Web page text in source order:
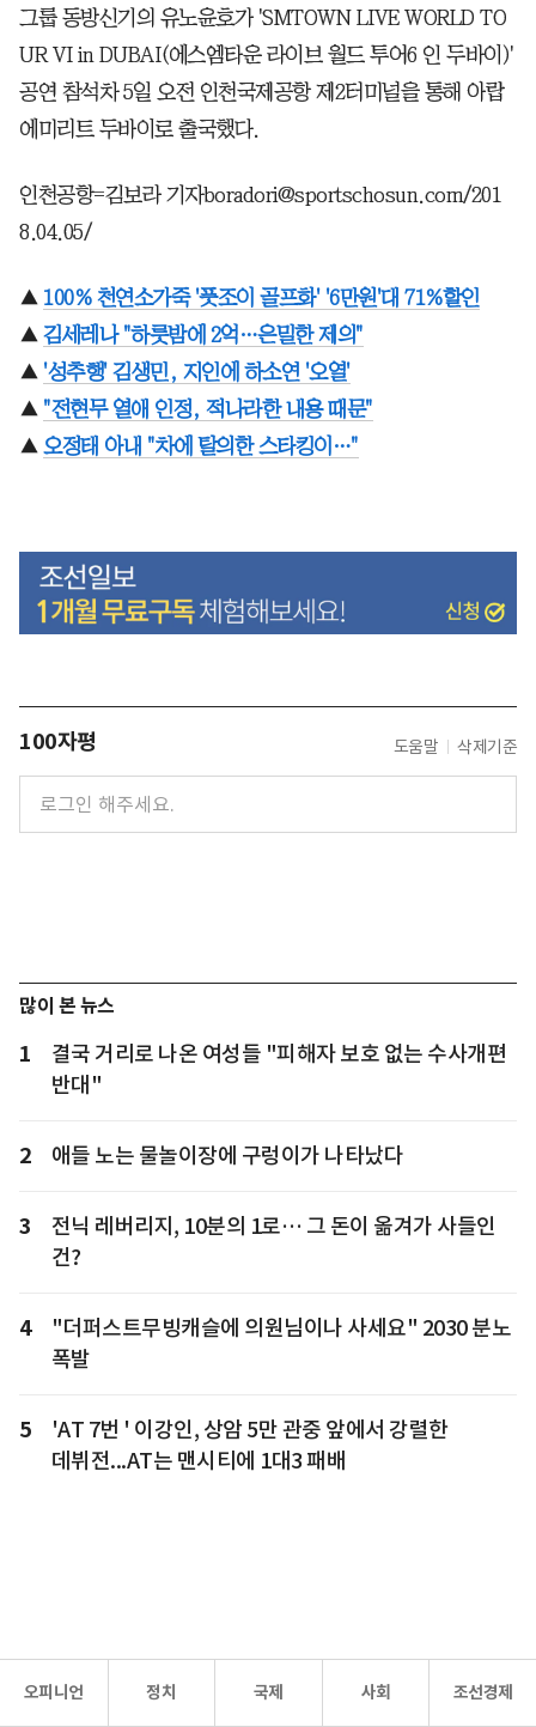
그룹 동방신기의 유노윤호가 'SMTOWN LIVE WORLD TO
UR VI in DUBAI(에스엠타운 라이브 월드 투어6 인 두바이)'
공연 참석차 5일 오전 인천국제공항 제2터미널을 통해 아랍
에미리트 두바이로 출국했다.
인천공항=김보라 기자boradori@sportschosun.com/201
8.04.05/
▲ 100% 천연소가죽 '풋조이 골프화' '6만원'대 71%할인
▲ 김세레나 "하룻밤에 2억…은밀한 제의"
▲ '성추행' 김생민, 지인에 하소연 '오열'
▲ "전현무 열애 인정, 적나라한 내용 때문"
▲ 오정태 아내 "차에 탈의한 스타킹이…"
100자평 도움말 삭제기준
많이 본 뉴스
1
결국 거리로 나온 여성들 "피해자 보호 없는 수사개편
반대"
2 애들 노는 물놀이장에 구렁이가 나타났다
3
전닉 레버리지, 10분의 1로… 그 돈이 옮겨가 사들인
건?
4
"더퍼스트무빙캐슬에 의원님이나 사세요" 2030 분노
폭발
5
'AT 7번 ' 이강인, 상암 5만 관중 앞에서 강렬한
데뷔전...AT는 맨시티에 1대3 패배
오피니언 정치 국제 사회 조선경제